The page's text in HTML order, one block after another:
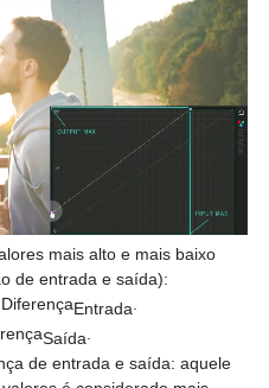
mais alto e mais baixo
de entrada e saída):
Entrada
Saída
de entrada e saída: aquele